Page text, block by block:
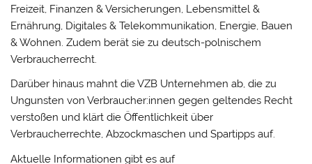
Freizeit, Finanzen & Versicherungen, Lebensmittel &
Ernährung, Digitales & Telekommunikation, Energie, Bauen
& Wohnen. Zudem berät sie zu deutsch-polnischem
Verbraucherrecht.
Darüber hinaus mahnt die VZB Unternehmen ab, die zu
Ungunsten von Verbraucher:innen gegen geltendes Recht
verstoßen und klärt die Öffentlichkeit über
Verbraucherrechte, Abzockmaschen und Spartipps auf.
Aktuelle Informationen gibt es auf